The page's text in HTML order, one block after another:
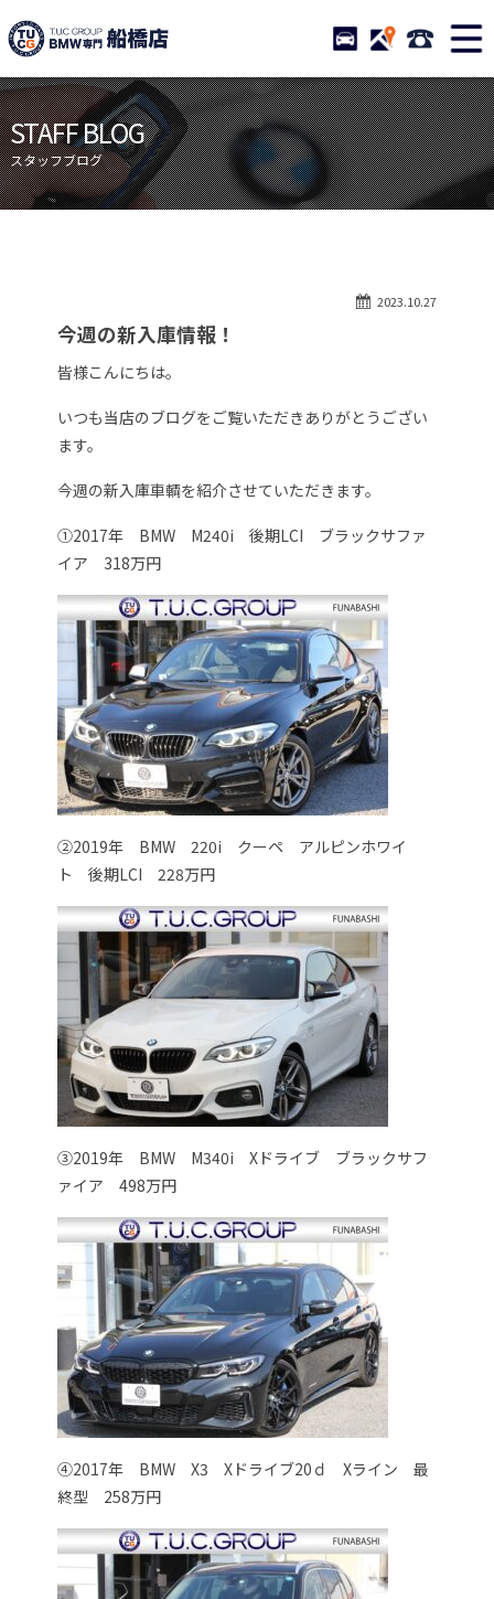
TUCグループ BMW専門 船
STOCK ACCESS 047-
ニュース
在庫リスト
目玉車両一覧
店舗紹介
保証＆サービス
アクセスマップ
自動車保険
STAFF BLOG
スタッフブログ
2023.10.27
今週の新入庫情報！
皆様こんにちは。
いつも当店のブログをご覧いただきありがとうござい
ます。
今週の新入庫車輌を紹介させていただきます。
①2017年 BMW M240i 後期LCI ブラックサファ
イア 318万円
②2019年 BMW 220i クーペ アルピンホワイ
ト 後期LCI 228万円
③2019年 BMW M340i Xドライブ ブラックサフ
ァイア 498万円
④2017年 BMW X3 Xドライブ20ｄ Xライン 最
終型 258万円